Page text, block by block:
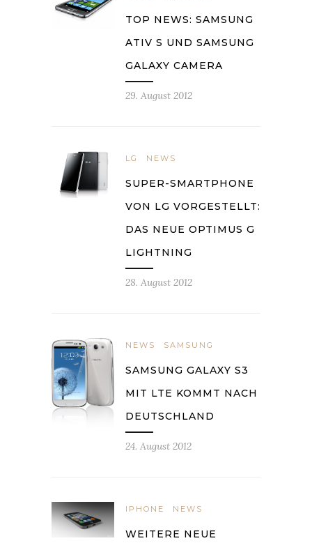
TOP NEWS: SAMSUNG
ATIV S UND SAMSUNG
GALAXY CAMERA
29. August 2012
LG NEWS
SUPER-SMARTPHONE
VON LG VORGESTELLT:
DAS NEUE OPTIMUS G
LIGHTNING
28. August 2012
NEWS SAMSUNG
SAMSUNG GALAXY S3
MIT LTE KOMMT NACH
DEUTSCHLAND
24. August 2012
IPHONE NEWS
WEITERE NEUE